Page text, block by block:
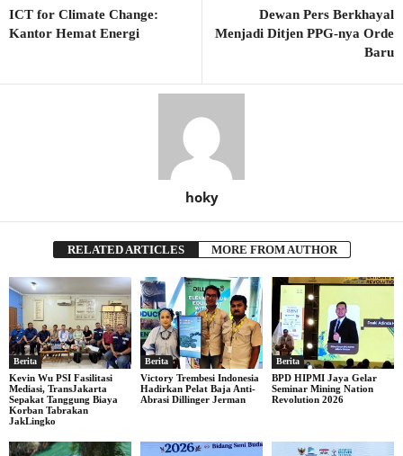
ICT for Climate Change:
Kantor Hemat Energi
Dewan Pers Berkhayal
Menjadi Ditjen PPG-nya Orde
Baru
hoky
RELATED ARTICLES MORE FROM AUTHOR
Berita
Kevin Wu PSI Fasilitasi
Mediasi, TransJakarta
Sepakat Tanggung Biaya
Korban Tabrakan
JakLingko
Berita
Victory Trembesi Indonesia
Hadirkan Pelat Baja Anti-
Abrasi Dillinger Jerman
Berita
BPD HIPMI Jaya Gelar
Seminar Mining Nation
Revolution 2026